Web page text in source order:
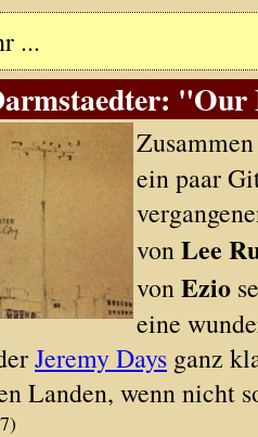
...
"Our
ein paar
vonLee
vonEzio
eine
Jeremy Days ganz
Landen, wenn nicht